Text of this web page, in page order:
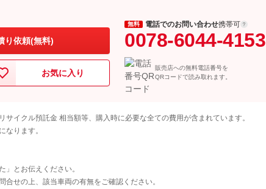
り依頼(無料)
お気に入り
無料 電話でのお問い合わせ携帯可
0078-6044-4153
販売店への無料電話番号を
QRコードで読み取れます。
イクル預託金 相当額等、購入時に必要な全ての費用が含まれています。
なります。
とお伝えください。
せの上、該当車両の有無をご確認ください。